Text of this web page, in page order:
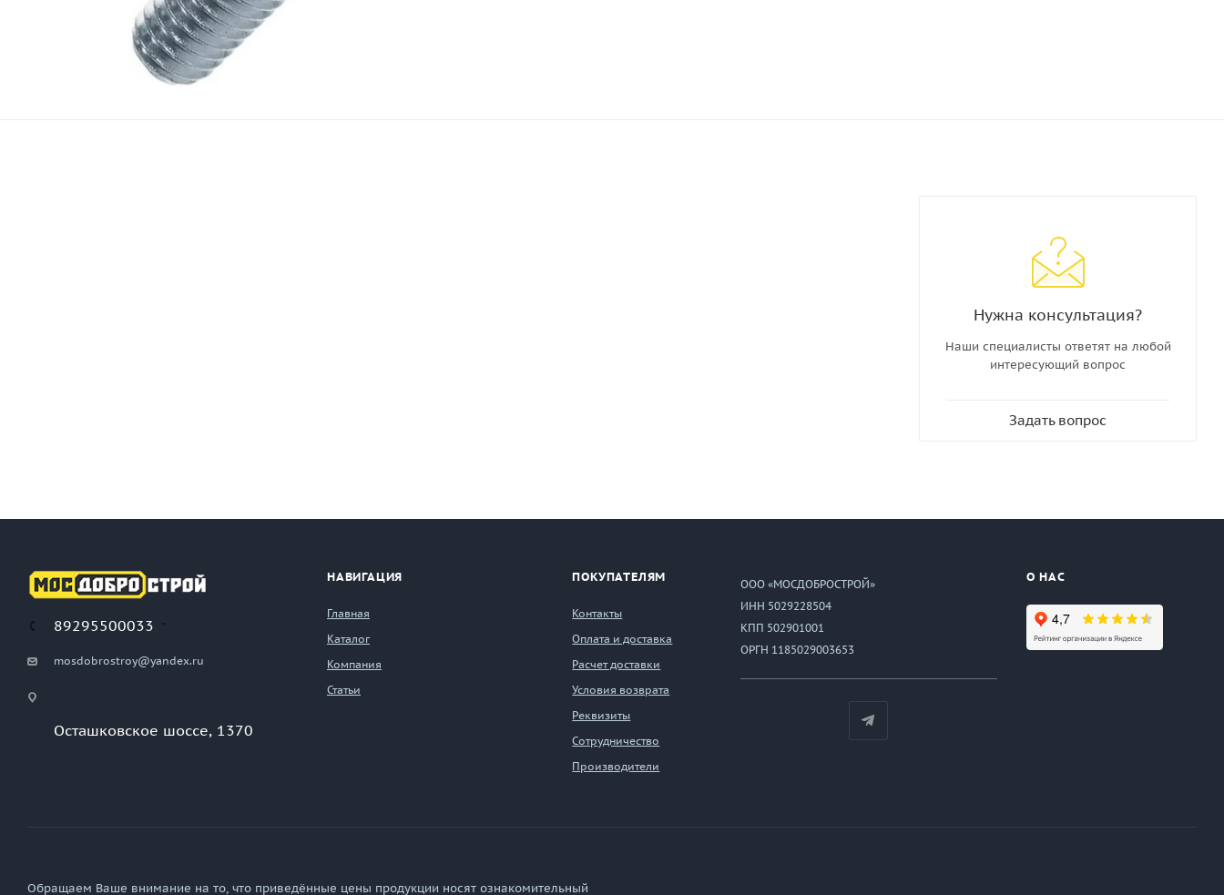
Нужна консультация?
Наши специалисты ответят на любой
интересующий вопрос
Задать вопрос
89295500033
mosdobrostroy@yandex.ru
Осташковское шоссе, 1370
НАВИГАЦИЯ
Главная
Каталог
Компания
Статьи
ПОКУПАТЕЛЯМ
Контакты
Оплата и доставка
Расчет доставки
Условия возврата
Реквизиты
Сотрудничество
Производители
ООО «МОСДОБРОСТРОЙ»
ИНН 5029228504
КПП 502901001
ОРГН 1185029003653
О НАС
Обращаем Ваше внимание на то, что приведённые цены продукции носят ознакомительный